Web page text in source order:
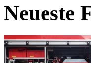
Neueste